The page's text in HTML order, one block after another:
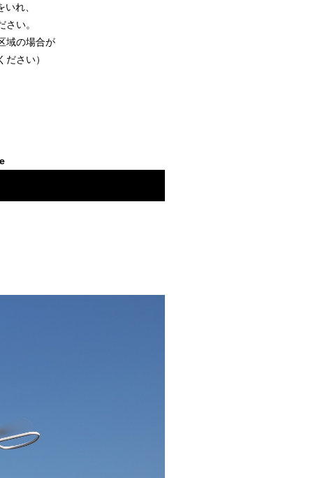
れ、
い。
域の場合が
さい）